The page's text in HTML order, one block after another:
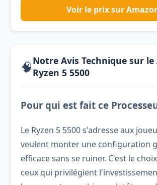
Voir le prix sur
🧠Notre Avis Technique sur le
Ryzen 5 5500
Pour qui est fait ce
Le Ryzen 5 5500 s'adresse aux
veulent monter une configuration
efficace sans se ruiner. C'est le
ceux qui privilégient